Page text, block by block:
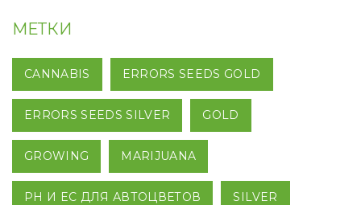
МЕТКИ
CANNABIS ERRORS SEEDS GOLD
ERRORS SEEDS SILVER GOLD
GROWING MARIJUANA
PH И EC ДЛЯ АВТОЦВЕТОВ SILVER